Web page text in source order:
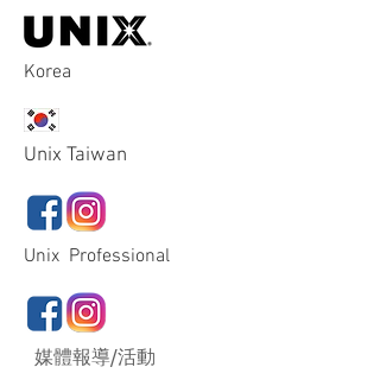
Korea
Unix Taiwan
Unix Professional
媒體報導/活動